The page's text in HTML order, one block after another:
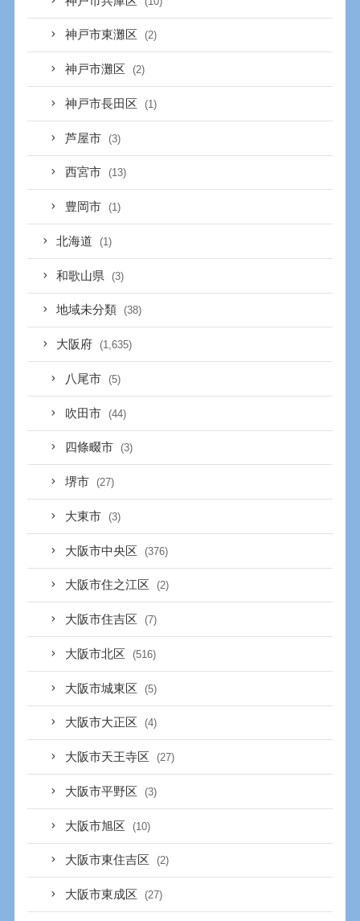
神戸市東灘区 (2)
神戸市灘区 (2)
神戸市長田区 (1)
芦屋市 (3)
西宮市 (13)
豊岡市 (1)
北海道 (1)
和歌山県 (3)
地域未分類 (38)
大阪府 (1,635)
八尾市 (5)
吹田市 (44)
四條畷市 (3)
堺市 (27)
大東市 (3)
大阪市中央区 (376)
大阪市住之江区 (2)
大阪市住吉区 (7)
大阪市北区 (516)
大阪市城東区 (5)
大阪市大正区 (4)
大阪市天王寺区 (27)
大阪市平野区 (3)
大阪市旭区 (10)
大阪市東住吉区 (2)
大阪市東成区 (27)